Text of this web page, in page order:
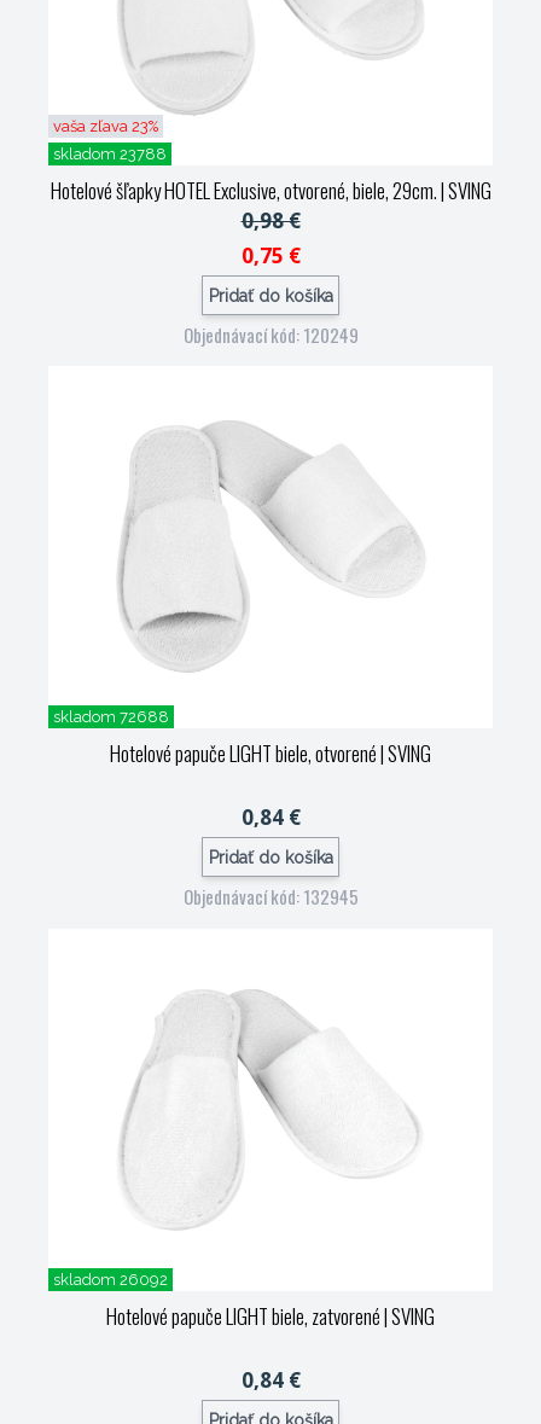
vaša zľava 23%
skladom 23788
Hotelové šľapky HOTEL Exclusive, otvorené, biele, 29cm.| SVING
0,98 €
0,75 €
Pridať do košíka
Objednávací kód: 120249
skladom 72688
Hotelové papuče LIGHT biele, otvorené| SVING
0,84 €
Pridať do košíka
Objednávací kód: 132945
skladom 26092
Hotelové papuče LIGHT biele, zatvorené| SVING
0,84 €
Pridať do košíka